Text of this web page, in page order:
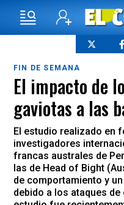
FIN DE SEMANA
El impacto de
gaviotas a las
El estudio realizado en
investigadores
francas australes de
las de Head of Bight
de comportamiento y
debido a los ataques